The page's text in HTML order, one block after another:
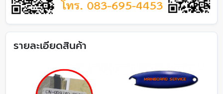
รายละเอียดสินค้า